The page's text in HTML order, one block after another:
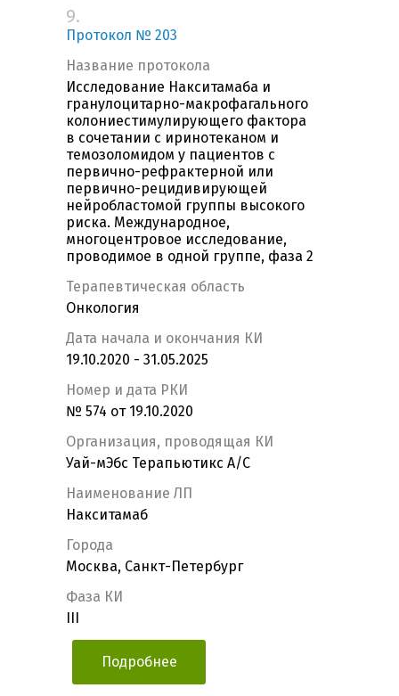
9.
Протокол № 203
Название протокола
Исследование Накситамаба и
гранулоцитарно-макрофагального
колониестимулирующего фактора
в сочетании с иринотеканом и
темозоломидом у пациентов с
первично-рефрактерной или
первично-рецидивирующей
нейробластомой группы высокого
риска. Международное,
многоцентровое исследование,
проводимое в одной группе, фаза 2
Терапевтическая область
Онкология
Дата начала и окончания КИ
19.10.2020 - 31.05.2025
Номер и дата РКИ
№ 574 от 19.10.2020
Организация, проводящая КИ
Уай-мЭбс Терапьютикс А/С
Наименование ЛП
Накситамаб
Города
Москва, Санкт-Петербург
Фаза КИ
Подробнее